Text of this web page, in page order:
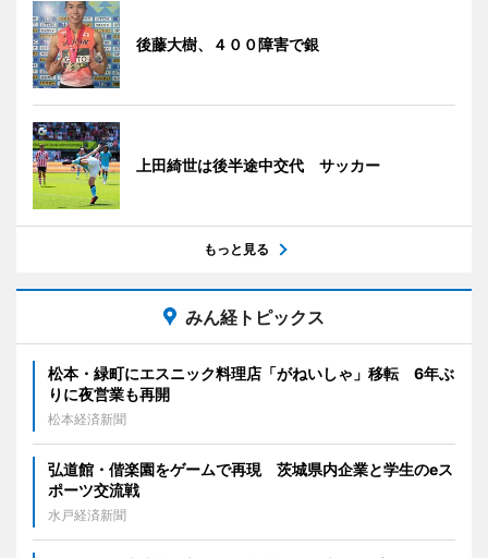
後藤大樹、４００障害で銀
上田綺世は後半途中交代 サッカー
もっと見る
みん経トピックス
松本・緑町にエスニック料理店「がねいしゃ」移転 6年ぶ
りに夜営業も再開
松本経済新聞
弘道館・偕楽園をゲームで再現 茨城県内企業と学生のeス
ポーツ交流戦
水戸経済新聞